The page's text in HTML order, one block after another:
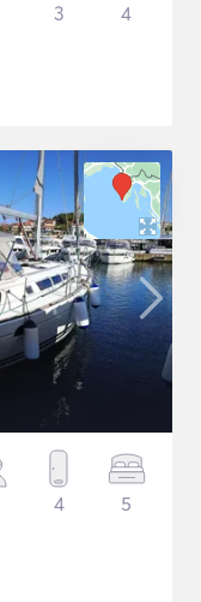
3 4
4 5